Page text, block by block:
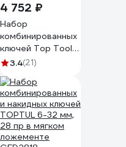
4 752 ₽
Набор
комбинированных
ключей Top Tools
6-32 мм, 25 шт.
3.4(21)